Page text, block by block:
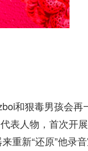
和狠毒男孩会再
人物，首次开
重新“还原”他录